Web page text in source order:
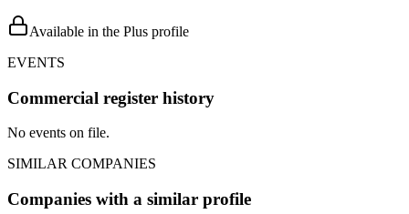
Available in the Plus profile
EVENTS
Commercial register history
No events on file.
SIMILAR COMPANIES
Companies with a similar profile